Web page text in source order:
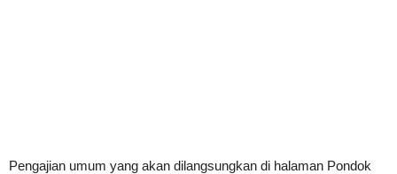
Pengajian umum yang akan dilangsungkan di halaman Pondok